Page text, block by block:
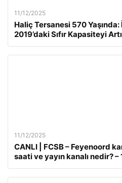
11/12/2025
Haliç Tersanesi 570
2019’daki Sıfır Kapasiteyi
11/12/2025
CANLI | FCSB – Feyenoord
saati ve yayın kanalı nedir? –